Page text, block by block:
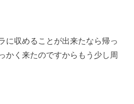
に収めることが出来たなら帰っ
かく来たのですからもう少し周